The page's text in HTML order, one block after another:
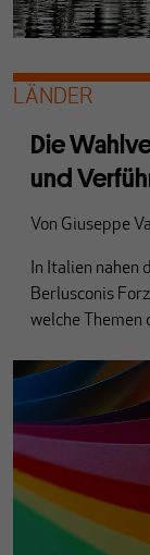
LÄNDER
Die
und
Von Giuseppe
In Italien nahen
Berlusconis
welche Themen